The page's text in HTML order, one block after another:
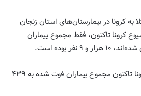
بیمار مبتلا به کرونا در بیمارستان‌های استان زنجان
کرونا تاکنون، فقط مجموع بیماران
نفر بوده است.
همچنین از ابتدای شیوع کرونا تاکنون مجموع بیماران فوت شده به ۴۳۹